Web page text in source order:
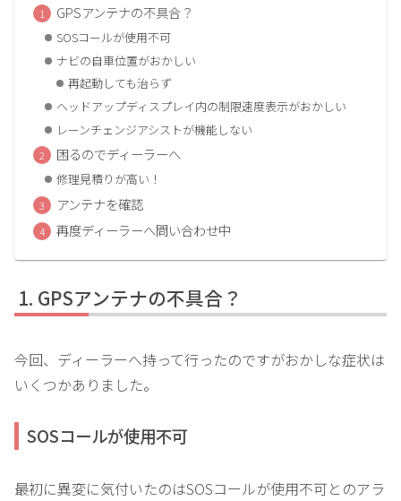
GPSアンテナの不具合？
SOSコールが使用不可
ナビの自車位置がおかしい
再起動しても治らず
ヘッドアップディスプレイ内の制限速度表示がおかしい
レーンチェンジアシストが機能しない
困るのでディーラーへ
修理見積りが高い！
アンテナを確認
再度ディーラーへ問い合わせ中
GPSアンテナの不具合？
今回、ディーラーへ持って行ったのですがおかしな症状は
いくつかありました。
SOSコールが使用不可
最初に異変に気付いたのはSOSコールが使用不可とのアラ